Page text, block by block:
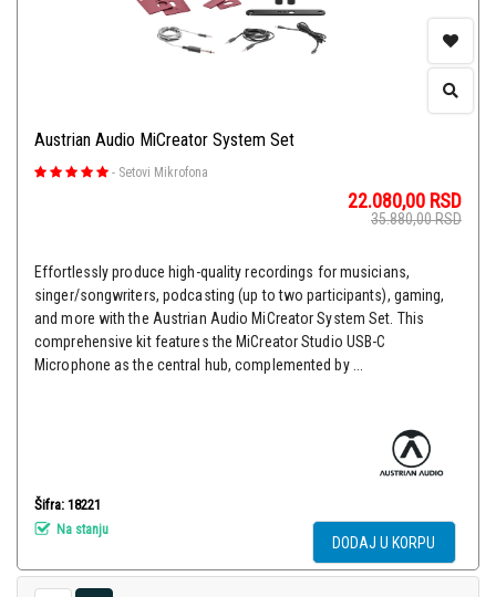
Austrian Audio MiCreator System Set
- Setovi Mikrofona
22.080,00 RSD
35.880,00RSD
Effortlessly produce high-quality recordings for musicians,
singer/songwriters, podcasting (up to two participants), gaming,
and more with the Austrian Audio MiCreator System Set. This
comprehensive kit features the MiCreator Studio USB-C
Microphone as the central hub, complemented by ...
Šifra: 18221
Na stanju
DODAJ U KORPU